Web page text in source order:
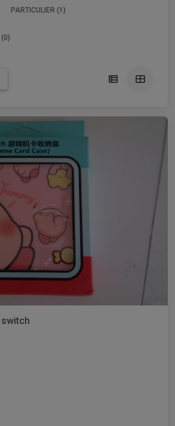
PARTICULIER (1)
(0)